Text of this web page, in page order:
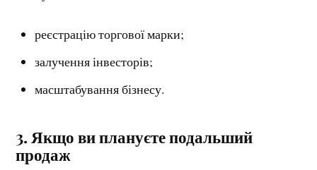
реєстрацію торгової марки;
залучення інвесторів;
масштабування бізнесу.
3. Якщо ви плануєте подальший
продаж